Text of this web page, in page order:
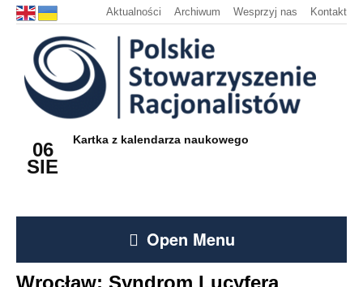
Aktualności Archiwum Wesprzyj nas Kontakt
06
SIE
Kartka z kalendarza naukowego
Open Menu
Wrocław: Syndrom Lucyfera